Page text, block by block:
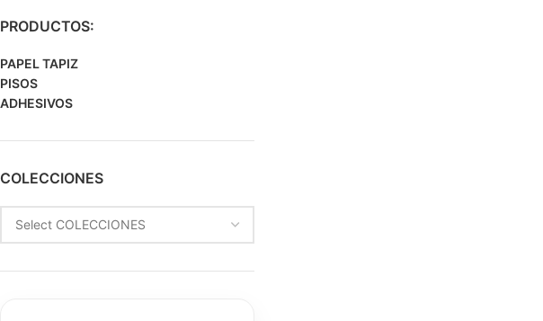
PRODUCTOS:
PAPEL TAPIZ
PISOS
ADHESIVOS
COLECCIONES